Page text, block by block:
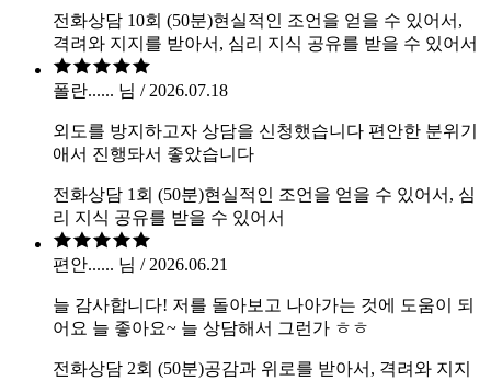
전화상담 10회 (50분)현실적인 조언을 얻을 수 있어서,
격려와 지지를 받아서, 심리 지식 공유를 받을 수 있어서
폴란...... 님 / 2026.07.18
외도를 방지하고자 상담을 신청했습니다 편안한 분위기
애서 진행돠서 좋았습니다
전화상담 1회 (50분)현실적인 조언을 얻을 수 있어서, 심
리 지식 공유를 받을 수 있어서
편안...... 님 / 2026.06.21
늘 감사합니다! 저를 돌아보고 나아가는 것에 도움이 되
어요 늘 좋아요~ 늘 상담해서 그런가 ㅎㅎ
전화상담 2회 (50분)공감과 위로를 받아서, 격려와 지지